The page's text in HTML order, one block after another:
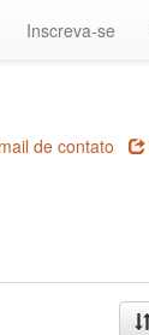
Inscreva-se
de contato